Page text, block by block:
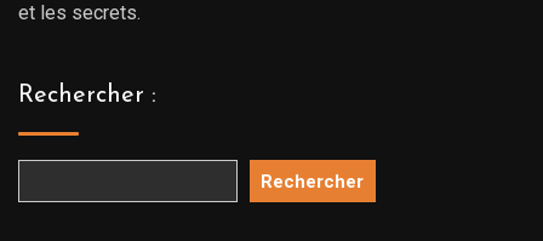
et les secrets.
Rechercher :
Rechercher